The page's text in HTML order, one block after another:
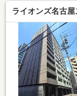
曜 １０時
れ、混雑
配ボック
ーション
店・・徒歩
分（390m
（260m）
園・・・・
ライオンズ名古